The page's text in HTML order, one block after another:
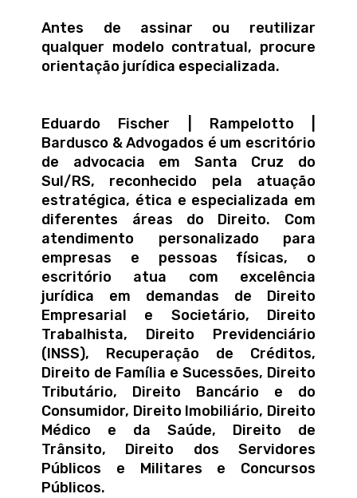
Antes de assinar ou reutilizar
qualquer modelo contratual, procure
orientação jurídica especializada.
Eduardo Fischer | Rampelotto |
Bardusco & Advogados é um escritório
de advocacia em Santa Cruz do
Sul/RS, reconhecido pela atuação
estratégica, ética e especializada em
diferentes áreas do Direito. Com
atendimento personalizado para
empresas e pessoas físicas, o
escritório atua com excelência
jurídica em demandas de Direito
Empresarial e Societário, Direito
Trabalhista, Direito Previdenciário
(INSS), Recuperação de Créditos,
Direito de Família e Sucessões, Direito
Tributário, Direito Bancário e do
Consumidor, Direito Imobiliário, Direito
Médico e da Saúde, Direito de
Trânsito, Direito dos Servidores
Públicos e Militares e Concursos
Públicos.